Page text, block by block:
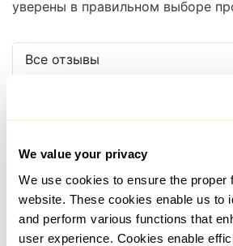
We value your privacy
We use cookies to ensure the proper
website. These cookies enable us to
and perform various functions that
user experience. Cookies enable
уверены в правильном выборе
Все отзывы
Сергей Нечаев
Otzyvmarketing